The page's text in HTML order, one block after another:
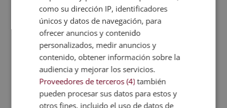
porque su flexibilidad y versatilidad es la mejor.
Utiliza como base el lenguaje C, pero sin duda
ahora C++ está en el punto de mira. Cuando se
desarrolló, se pensó en la facilidad de aprendizaje.
Por eso, se recomienda aprender este antes de
introducirse en Java, PHP o C#. Otras de sus
ventajas incluyen la compatibilidad con otras
plataformas o los diferentes estilos de
programación.
como su dirección IP, identificadores
únicos y datos de navegación, para
ofrecer anuncios y contenido
personalizados, medir anuncios y
contenido, obtener información sobre la
audiencia y mejorar los servicios.
Proveedores de terceros (4) también
pueden procesar sus datos para estos y
otros fines, incluido el uso de datos de